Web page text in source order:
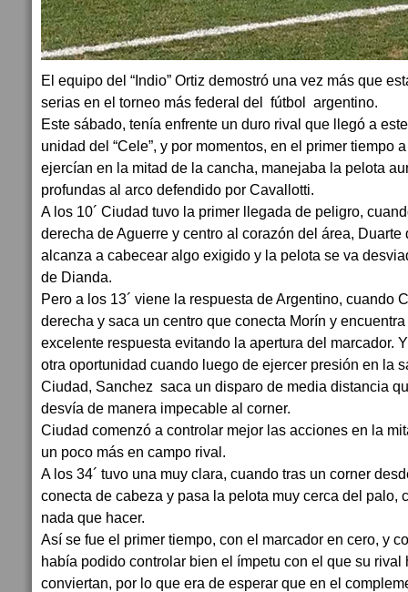
El equipo del “Indio” Ortiz demostró una vez más que
serias en el torneo más federal del fútbol argentino.
Este sábado, tenía enfrente un duro rival que llegó a
unidad del “Cele”, y por momentos, en el primer tiempo
ejercían en la mitad de la cancha, manejaba la pelota
profundas al arco defendido por Cavallotti.
A los 10´ Ciudad tuvo la primer llegada de peligro,
derecha de Aguerre y centro al corazón del área, Duarte
alcanza a cabecear algo exigido y la pelota se va
de Dianda.
Pero a los 13´ viene la respuesta de Argentino, cuando
derecha y saca un centro que conecta Morín y
excelente respuesta evitando la apertura del marcador.
otra oportunidad cuando luego de ejercer presión en la
Ciudad, Sanchez saca un disparo de media distancia
desvía de manera impecable al corner.
Ciudad comenzó a controlar mejor las acciones en la
un poco más en campo rival.
A los 34´ tuvo una muy clara, cuando tras un corner
conecta de cabeza y pasa la pelota muy cerca del palo,
nada que hacer.
Así se fue el primer tiempo, con el marcador en cero, y
había podido controlar bien el ímpetu con el que su
conviertan, por lo que era de esperar que en el